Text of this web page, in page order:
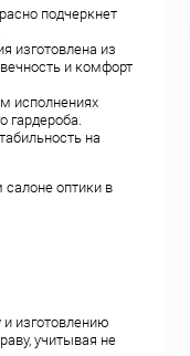
подчеркнет
изготовлена из
и комфорт
исполнениях
гардероба.
на
оптики в
изготовлению
учитывая не